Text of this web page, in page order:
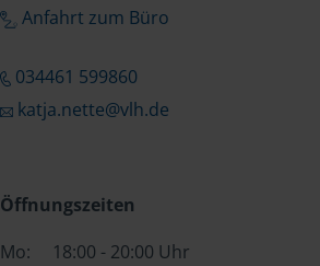
Anfahrt zum Büro
034461 599860
katja.nette@vlh.de
Öffnungszeiten
Mo:
18:00 - 20:00 Uhr